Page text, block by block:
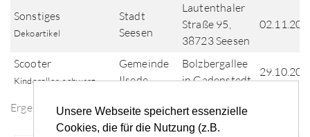
Unsere Webseite speichert essenzielle
Cookies, die für die Nutzung (z.B.
Ergebnisse der Fundsuche
Sonstiges
Dekoartikel
Stadt
Seesen
Lautenthaler
Straße 95,
38723 Seesen
Scooter
Kinderoller, schwarz
Gemeinde
Ilsede
Bolzbergallee
in Gadenstedt